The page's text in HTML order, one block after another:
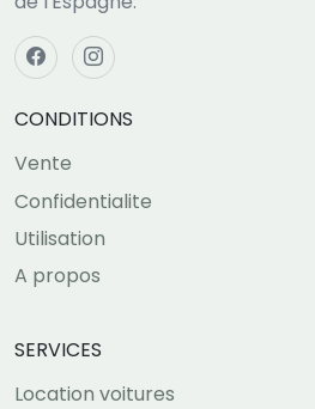
CONDITIONS
Vente
Confidentialite
Utilisation
A propos
SERVICES
Location voitures